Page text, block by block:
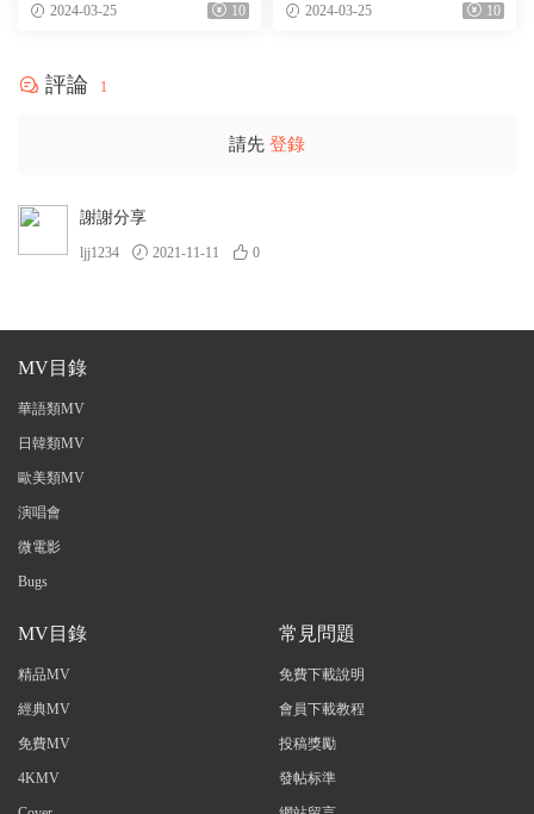
2024-03-25 10 2024-03-25 10
評論 1
請先 登錄
謝謝分享
ljj1234 2021-11-11 0
MV目錄
華語類MV
日韓類MV
歐美類MV
演唱會
微電影
Bugs
MV目錄
精品MV
經典MV
免費MV
4KMV
常見問題
免費下載說明
會員下載教程
投稿獎勵
發帖标準